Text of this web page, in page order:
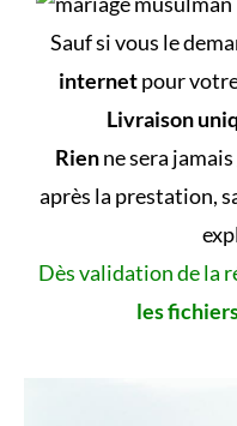
Sauf si vous le
internetpour
Livraison
Rienne sera
après la prestation,
Dès validation de la
les